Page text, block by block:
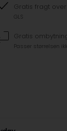
Gratis fragt
GLS
Gratis
Passer størrelsen